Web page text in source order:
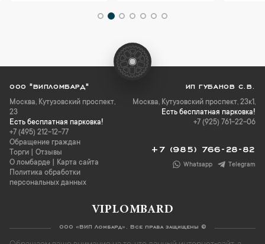
ООО "ВИПЛОМБАРД"
Москва, Кутузовский проспект,
23
Есть бесплатная парковка!
+7 (495) 212-12-77
Обращение граждан
Торги
Отзывы
О ломбарде
Карта сайта
Политика обработки
персональных данных
ИП ГУБАНОВ С.В.
Москва, Кутузовский проспект, 23к1,
Есть бесплатная парковка!
+7 (925) 761-22-06
+7 (985) 766-28-82
Whatsapp Telegram
VIPLOMBARD
ООО «ВИП Ломбард». Все права защищены ©